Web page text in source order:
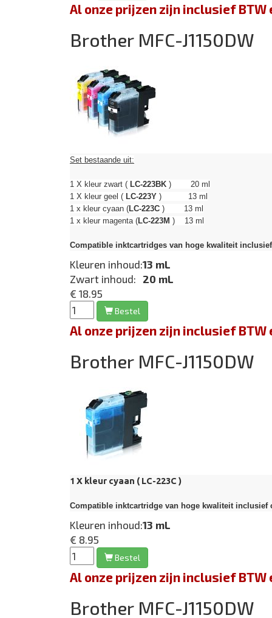
Al onze prijzen zijn inclusief
Brother MFC-J1150DW
Set bestaande uit:
1 X kleur zwart ( LC-223BK ) 20 ml
1 X kleur geel ( LC-223Y ) 13 ml
1 x kleur cyaan (LC-223C ) 13 ml
1 x kleur magenta (LC-223M ) 13 ml
Compatible inktcartridges van hoge kwaliteit
Kleuren inhoud:13 mL
Zwart inhoud:
20 mL
€ 18.95
Bestel
Al onze prijzen zijn inclusief
Brother MFC-J1150DW
1 X kleur cyaan ( LC-223C )
Compatible inktcartridge van hoge kwaliteit inclusief
Kleuren inhoud:13 mL
€ 8.95
Bestel
Al onze prijzen zijn inclusief
Brother MFC-J1150DW